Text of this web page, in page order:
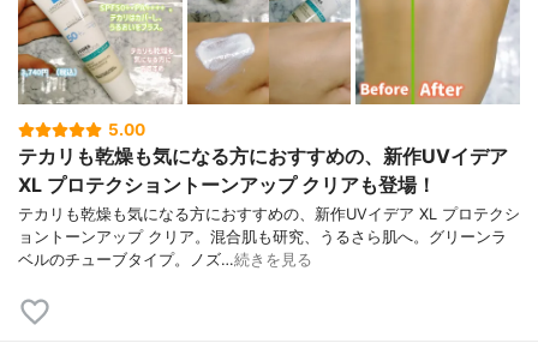
5.00
テカリも乾燥も気になる方におすすめの、新作UVイデア
XL プロテクショントーンアップ クリアも登場！
テカリも乾燥も気になる方におすすめの、新作UVイデア XL プロテクシ
ョントーンアップ クリア。混合肌も研究、うるさら肌へ。グリーンラ
ベルのチューブタイプ。ノズ…続きを見る